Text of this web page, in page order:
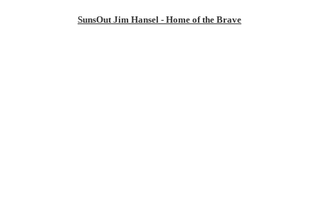
SunsOut Jim Hansel - Home of the Brave